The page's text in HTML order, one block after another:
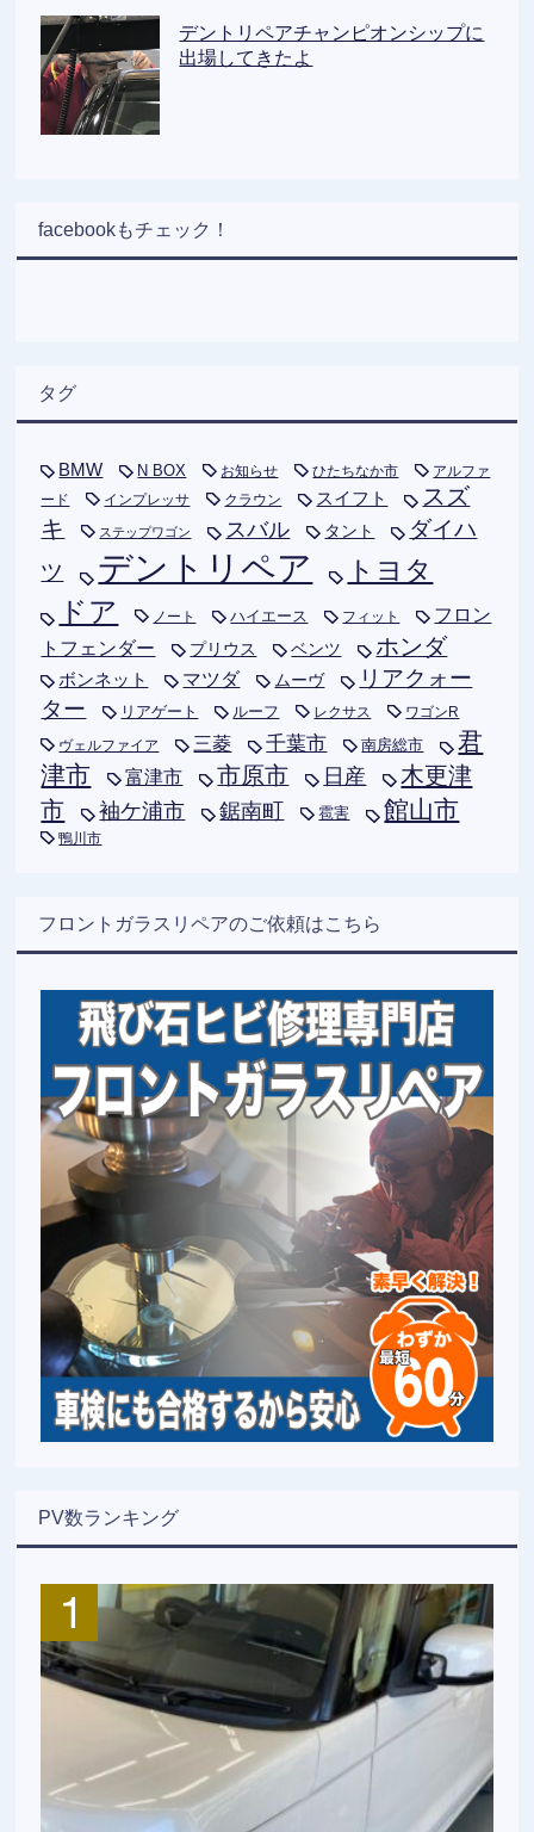
デントリペアチャンピオンシップに
出場してきたよ
facebookもチェック！
タグ
BMW N BOX お知らせ ひたちなか市
アルファ
ード
インプレッサ クラウン スイフト
スズ
キ
ステップワゴン スバル タント
ダイハ
ツ
デントリペア
トヨタ
ドア
ノート ハイエース フィット
フロン
トフェンダー
プリウス ベンツ ホンダ
ボンネット マツダ ムーヴ
リアクォー
ター
リアゲート ルーフ レクサス ワゴンR
ヴェルファイア 三菱 千葉市 南房総市
君
津市
富津市 市原市 日産
木更津
市
袖ケ浦市 鋸南町 雹害 館山市
鴨川市
フロントガラスリペアのご依頼はこちら
PV数ランキング